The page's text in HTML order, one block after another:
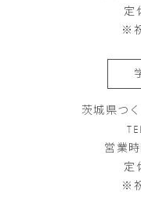
定
※
茨城県つ
営業
定
※